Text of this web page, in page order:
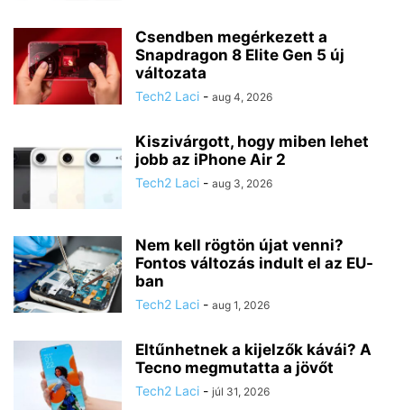
Csendben megérkezett a
Snapdragon 8 Elite Gen 5 új
változata
Tech2 Laci - aug 4, 2026
Kiszivárgott, hogy miben lehet
jobb az iPhone Air 2
Tech2 Laci - aug 3, 2026
Nem kell rögtön újat venni?
Fontos változás indult el az EU-
ban
Tech2 Laci - aug 1, 2026
Eltűnhetnek a kijelzők kávái? A
Tecno megmutatta a jövőt
Tech2 Laci - júl 31, 2026